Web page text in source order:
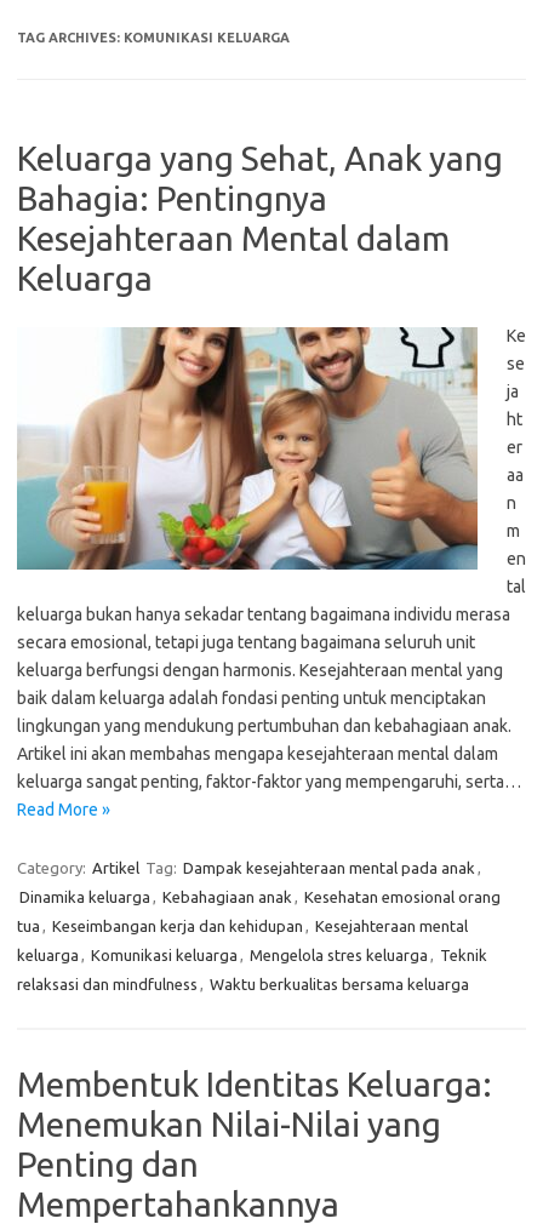
TAG ARCHIVES: KOMUNIKASI KELUARGA
Keluarga yang Sehat, Anak yang
Bahagia: Pentingnya
Kesejahteraan Mental dalam
Keluarga
Ke
se
ja
ht
er
aa
n
m
en
tal
keluarga bukan hanya sekadar tentang bagaimana individu merasa
secara emosional, tetapi juga tentang bagaimana seluruh unit
keluarga berfungsi dengan harmonis. Kesejahteraan mental yang
baik dalam keluarga adalah fondasi penting untuk menciptakan
lingkungan yang mendukung pertumbuhan dan kebahagiaan anak.
Artikel ini akan membahas mengapa kesejahteraan mental dalam
keluarga sangat penting, faktor-faktor yang mempengaruhi, serta…
Read More »
Category: Artikel Tag: Dampak kesejahteraan mental pada anak ,
Dinamika keluarga , Kebahagiaan anak , Kesehatan emosional orang
tua , Keseimbangan kerja dan kehidupan , Kesejahteraan mental
keluarga , Komunikasi keluarga , Mengelola stres keluarga , Teknik
relaksasi dan mindfulness , Waktu berkualitas bersama keluarga
Membentuk Identitas Keluarga:
Menemukan Nilai-Nilai yang
Penting dan
Mempertahankannya